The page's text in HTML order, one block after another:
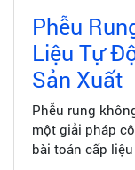
Phễu
Liệu Tự
Sản Xuất
Phễu rung
một giải pháp
bài toán cấp